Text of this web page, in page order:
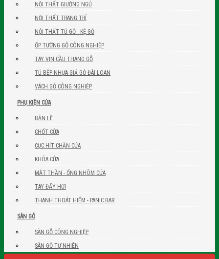
NỘI THẤT GIƯỜNG NGỦ
NỘI THẤT TRANG TRÍ
NỘI THẤT TỦ GỖ - KỆ GỖ
ỐP TƯỜNG GỖ CÔNG NGHIỆP
TAY VỊN CẦU THANG GỖ
TỦ BẾP NHỰA GIẢ GỖ ĐÀI LOAN
VÁCH GỖ CÔNG NGHIỆP
PHỤ KIỆN CỬA
BẢN LỀ
CHỐT CỬA
CỤC HÍT CHẶN CỬA
KHÓA CỬA
MẮT THẦN - ỐNG NHÒM CỬA
TAY ĐẨY HƠI
THANH THOÁT HIỂM - PANIC BAR
SÀN GỖ
SÀN GỖ CÔNG NGHIỆP
SÀN GỖ TỰ NHIÊN